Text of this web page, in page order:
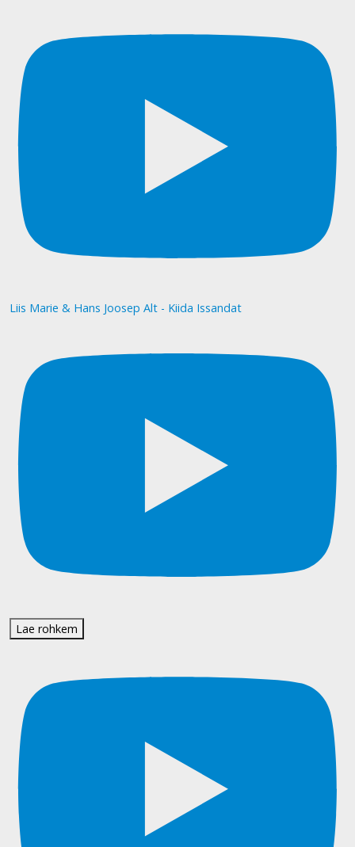
Liis Marie & Hans Joosep Alt - Kiida Issandat
Lae rohkem